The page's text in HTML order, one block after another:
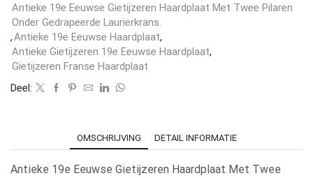
Antieke 19e Eeuwse Gietijzeren Haardplaat Met Twee Pilaren
Onder Gedrapeerde Laurierkrans.
,Antieke 19e Eeuwse Haardplaat,
Antieke Gietijzeren 19e Eeuwse Haardplaat,
Gietijzeren Franse Haardplaat
Deel:
OMSCHRIJVING DETAIL INFORMATIE
Antieke 19e Eeuwse Gietijzeren Haardplaat Met Twee